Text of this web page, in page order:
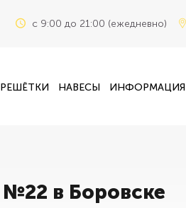
c 9:00 до 21:00 (ежедневно)
РЕШЁТКИ НАВЕСЫ ИНФОРМАЦИЯ
в Боровске